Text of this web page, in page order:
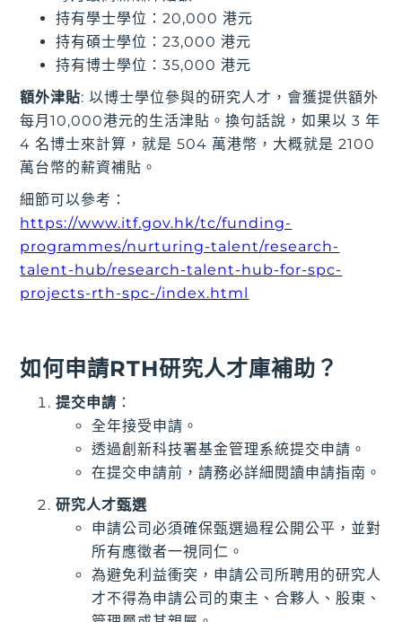
持有學士學位：20,000 港元
持有碩士學位：23,000 港元
持有博士學位：35,000 港元
額外津貼: 以博士學位參與的研究人才，會獲提供額外
每月10,000港元的生活津貼。換句話說，如果以 3 年
4 名博士來計算，就是 504 萬港幣，大概就是 2100
萬台幣的薪資補貼。
細節可以參考：
https://www.itf.gov.hk/tc/funding-
programmes/nurturing-talent/research-
talent-hub/research-talent-hub-for-spc-
projects-rth-spc-/index.html
如何申請RTH研究人才庫補助？
提交申請 ：
全年接受申請。
透過創新科技署基金管理系統提交申請。
在提交申請前，請務必詳細閱讀申請指南。
研究人才甄選
申請公司必須確保甄選過程公開公平，並對
所有應徵者一視同仁。
為避免利益衝突，申請公司所聘用的研究人
才不得為申請公司的東主、合夥人、股東、